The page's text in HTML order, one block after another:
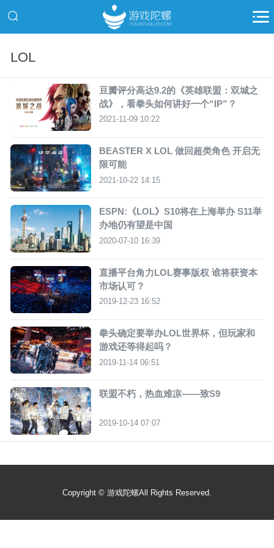
LOL
豆瓣评分高达9.2的《英雄联盟：双城之
战》，看拳头如何讲好一个“IP”？
2021-11-09 10:22
BEASTER X LOL 做回超类角色 开启无
限可能
2021-10-22 14:15
ESPN:《LOL》S10将在上海举办 S11举
办地仍有望是中国
2020-07-10 16:39
直播平台角力LOL赛事版权 谁将获资本
市场认可？
2019-12-23 16:52
拳头确定要举办LOL世界杯，但玩家和
游戏还等得起吗？
2019-11-14 06:51
联盟不朽，热血难凉——致S9
2019-10-14 07:07
Copyright © 游戏陀螺All Rights Reserved.